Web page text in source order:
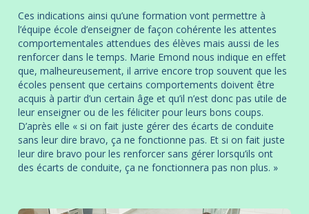
Ces indications ainsi qu’une formation vont permettre à
l’équipe école d’enseigner de façon cohérente les attentes
comportementales attendues des élèves mais aussi de les
renforcer dans le temps. Marie Emond nous indique en effet
que, malheureusement, il arrive encore trop souvent que les
écoles pensent que certains comportements doivent être
acquis à partir d’un certain âge et qu’il n’est donc pas utile de
leur enseigner ou de les féliciter pour leurs bons coups.
D’après elle « si on fait juste gérer des écarts de conduite
sans leur dire bravo, ça ne fonctionne pas. Et si on fait juste
leur dire bravo pour les renforcer sans gérer lorsqu’ils ont
des écarts de conduite, ça ne fonctionnera pas non plus. »